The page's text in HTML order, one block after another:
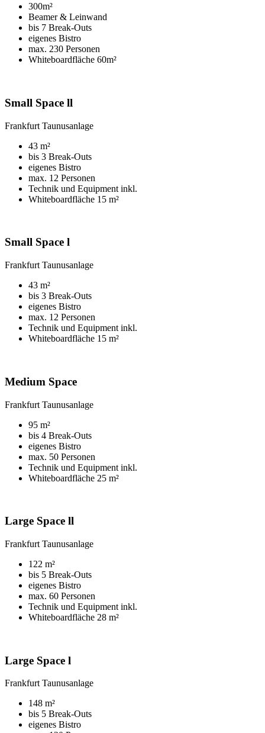
300m²
Beamer & Leinwand
bis 7 Break-Outs
eigenes Bistro
max. 230 Personen
Whiteboardfläche 60m²
Small Space ll
Frankfurt Taunusanlage
43 m²
bis 3 Break-Outs
eigenes Bistro
max. 12 Personen
Technik und Equipment inkl.
Whiteboardfläche 15 m²
Small Space l
Frankfurt Taunusanlage
43 m²
bis 3 Break-Outs
eigenes Bistro
max. 12 Personen
Technik und Equipment inkl.
Whiteboardfläche 15 m²
Medium Space
Frankfurt Taunusanlage
95 m²
bis 4 Break-Outs
eigenes Bistro
max. 50 Personen
Technik und Equipment inkl.
Whiteboardfläche 25 m²
Large Space ll
Frankfurt Taunusanlage
122 m²
bis 5 Break-Outs
eigenes Bistro
max. 60 Personen
Technik und Equipment inkl.
Whiteboardfläche 28 m²
Large Space l
Frankfurt Taunusanlage
148 m²
bis 5 Break-Outs
eigenes Bistro